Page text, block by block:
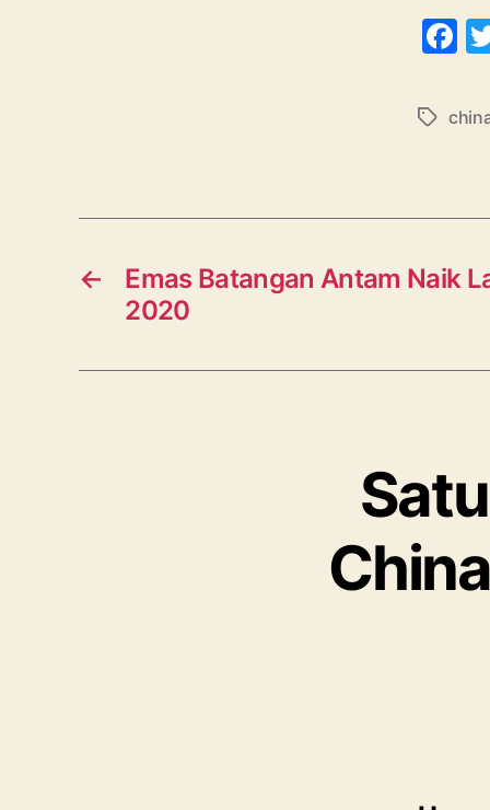
F
c
o
k
Tag
←
Emas Batangan Antam Naik
2020